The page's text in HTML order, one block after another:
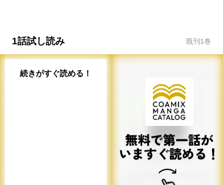
1話試し読み 既刊 1巻
続きがすぐ読める！